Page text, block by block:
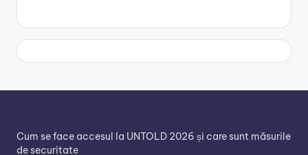
Cum se face accesul la UNTOLD 2026 și care sunt măsurile
de securitate